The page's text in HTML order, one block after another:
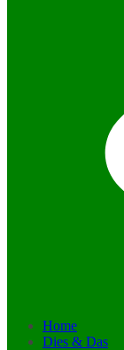
Home
Dies & Das